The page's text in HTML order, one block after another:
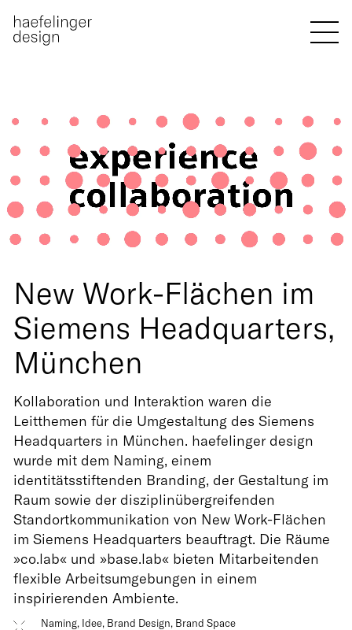
New Work-Flächen im
Siemens Headquarters,
München
Kollaboration und Interaktion waren die
Leitthemen für die Umgestaltung des Siemens
Headquarters in München. haefelinger design
wurde mit dem Naming, einem
identitätsstiftenden Branding, der Gestaltung im
Raum sowie der disziplinübergreifenden
Standortkommunikation von New Work-Flächen
im Siemens Headquarters beauftragt. Die Räume
»co.lab« und »base.lab« bieten Mitarbeitenden
flexible Arbeitsumgebungen in einem
inspirierenden Ambiente.
Naming, Idee, Brand Design, Brand Space